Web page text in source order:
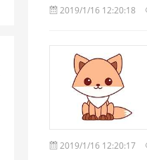
2019/1/16 12:20:18
2019/1/16 12:20:17